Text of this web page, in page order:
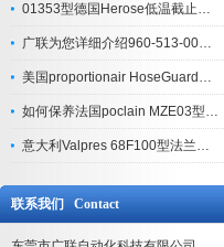
01353型德国Herose低温截止阀工作原理介绍
广联为您详细介绍960-513-000型美国bellofram精密空气调节器
美国proportionair HoseGuard空气保险丝介绍
如何保养法国poclain MZE03型回转驱动电机
意大利Valpres 68F100型法兰球阀五个安装要点
联系我们 Contact